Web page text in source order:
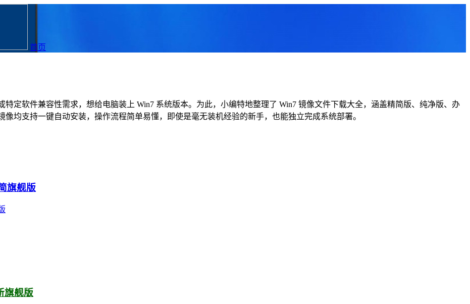
首页
软件兼容性需求，想给电脑装上 Win7 系统版本。为此，小编特地整理了 Win7 镜像文件下载大全，涵盖精简版、纯净版、办
均支持一键自动安装，操作流程简单易懂，即使是毫无装机经验的新手，也能独立完成系统部署。
旗舰版
旗舰版